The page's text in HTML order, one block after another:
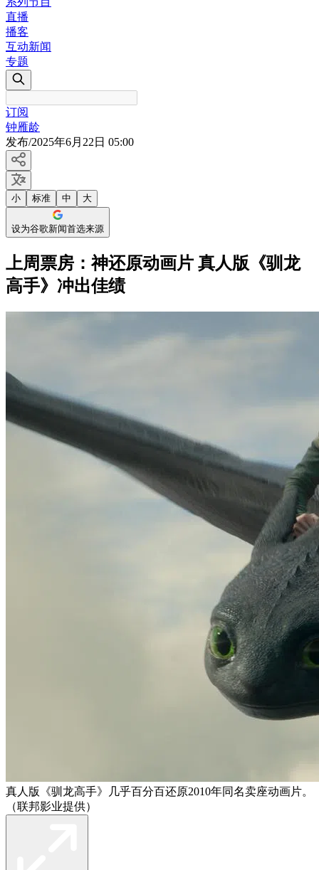
直播
播客
互动新闻
专题
订阅
钟雁龄
发布/2025年6月22日 05:00
小 标准 中 大
设为谷歌新闻首选来源
上周票房：神还原动画片 真人版《驯龙
高手》冲出佳绩
真人版《驯龙高手》几乎百分百还原2010年同名卖座动画片。
（联邦影业提供）